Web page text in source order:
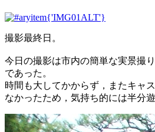
撮影最終日。
今日の撮影は市内の簡単な実景撮
であった。
時間も大してかからず，またキャ
なかったため，気持ち的には半分